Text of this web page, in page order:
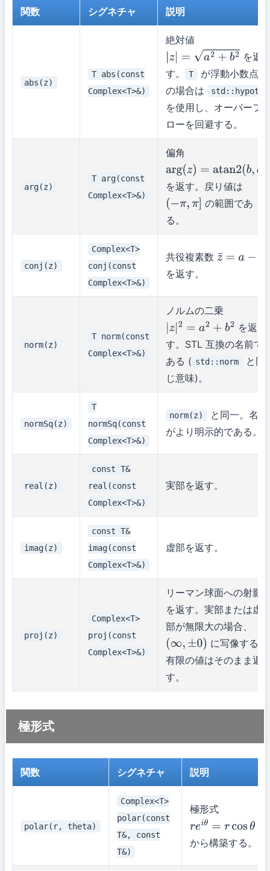
関数 シグネチャ 説明
abs(z)
T abs(const
Complex<T>&)
絶対値
z| =a2+ b2
を返
す。
T
が浮動小数点型
の場合は
std::hypot
を使用し、オーバーフ
ローを回避する。
arg(z)
T arg(const
Complex<T>&)
偏角
arg(z)= atan2(b,a)
を返す。戻り値は
(−π,π ]
の範囲であ
る。
conj(z)
Complex<T>
conj(const
Complex<T>&)
共役複素数 z¯=a − bi
を返す。
norm(z)
T norm(const
Complex<T>&)
ノルムの二乗
|z| 2 =a2+b2
を返
す。STL 互換の名前で
ある ( std::norm
と同
じ意味)。
normSq(z)
T
normSq(const
Complex<T>&)
norm(z)
と同一。名前
がより明示的である。
real(z)
const T&
real(const
Complex<T>&)
実部を返す。
imag(z)
const T&
imag(const
Complex<T>&)
虚部を返す。
proj(z)
Complex<T>
proj(const
Complex<T>&)
リーマン球面への射影
を返す。実部または虚
部が無限大の場合、
(∞,± 0)
に写像する。
有限の値はそのまま返
す。
極形式
関数 シグネチャ 説明
polar(r, theta)
Complex<T>
polar(const
T&, const
T&)
極形式
reiθ=rcosθ+i rsin
から構築する。